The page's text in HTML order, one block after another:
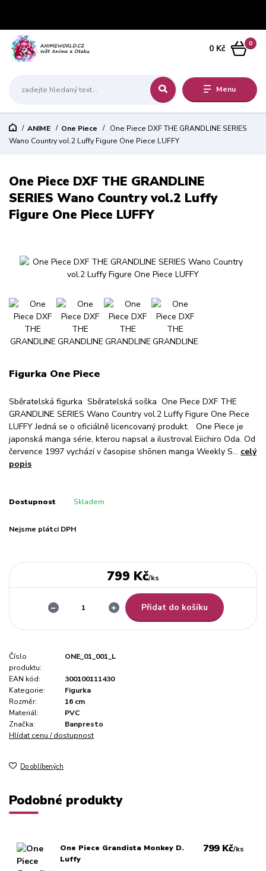
Menu
0
0 Kč
ANIME One Piece
One Piece DXF THE GRANDLINE SERIES
Wano Country vol.2 Luffy Figure One Piece LUFFY
One Piece DXF THE GRANDLINE
SERIES Wano Country vol.2 Luffy
Figure One Piece LUFFY
Figurka One Piece
Sběratelská figurka Sběratelská soška One Piece DXF THE
GRANDLINE SERIES Wano Country vol.2 Luffy Figure One Piece
LUFFY Jedná se o oficiálně licencovaný produkt. One Piece je
japonská manga série, kterou napsal a ilustroval Eiichiro Oda. Od
července 1997 vychází v časopise shōnen manga Weekly S... celý
popis
Dostupnost Skladem
Nejsme plátci DPH
799 Kč/ks
Přidat do košíku
Číslo
produktu:
ONE_01_001_L
EAN kód:
300100111430
Kategorie:
Figurka
Rozměr:
16 cm
Materiál:
PVC
Značka:
Banpresto
Hlídat cenu / dostupnost
Do oblíbených
Podobné produkty
One Piece Grandista Monkey D.
Luffy
799 Kč/ks